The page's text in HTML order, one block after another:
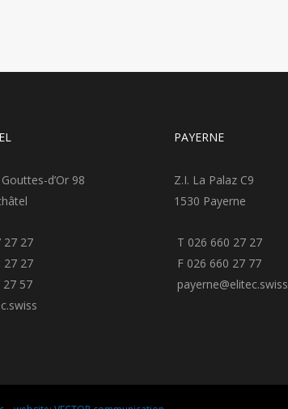
d’Or 98
27 27
27 27
27 57
PAYERNE
Z.I. La Palaz C9
1530 Payerne
T 026 660 27 27
F 026 660 27 77
payerne@elitec.swiss